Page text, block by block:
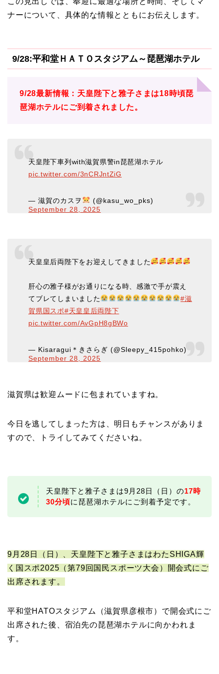
ナーについて、具体的な情報とともにお伝えします。
9/28:平和堂ＨＡＴＯスタジアム～琵琶湖ホテル
9/28最新情報：天皇陛下と雅子さまは18時頃琵
琶湖ホテルにご到着されました。
天皇陛下車列with滋賀県警in琵琶湖ホテル
pic.twitter.com/3nCRJntZiG
— 滋賀のカスヲ
(@kasu_wo_pks)
September 28, 2025
天皇皇后両陛下をお迎えしてきました
肝心の雅子様がお通りになる時、感激で手が震え
てブレてしまいました
#滋
賀県国スポ#天皇皇后両陛下
pic.twitter.com/AvGpH8gBWo
— Kisaragui＊きさらぎ (@Sleepy_415pohko)
September 28, 2025
滋賀県は歓迎ムードに包まれていますね。
今日を逃してしまった方は、明日もチャンスがありま
すので、トライしてみてくださいね。
天皇陛下と雅子さまは9月28日（日）の17時
30分頃に琵琶湖ホテルにご到着予定です。
9月28日（日）、天皇陛下と雅子さまはわたSHIGA輝
く国スポ2025（第79回国民スポーツ大会）開会式にご
出席されます。
平和堂HATOスタジアム（滋賀県彦根市）で開会式にご
出席された後、宿泊先の琵琶湖ホテルに向かわれま
す。